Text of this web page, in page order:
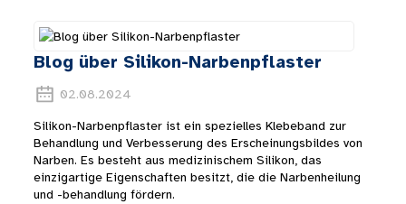
Blog über Silikon-Narbenpflaster
02.08.2024
Silikon-Narbenpflaster ist ein spezielles Klebeband zur
Behandlung und Verbesserung des Erscheinungsbildes von
Narben. Es besteht aus medizinischem Silikon, das
einzigartige Eigenschaften besitzt, die die Narbenheilung
und -behandlung fördern.